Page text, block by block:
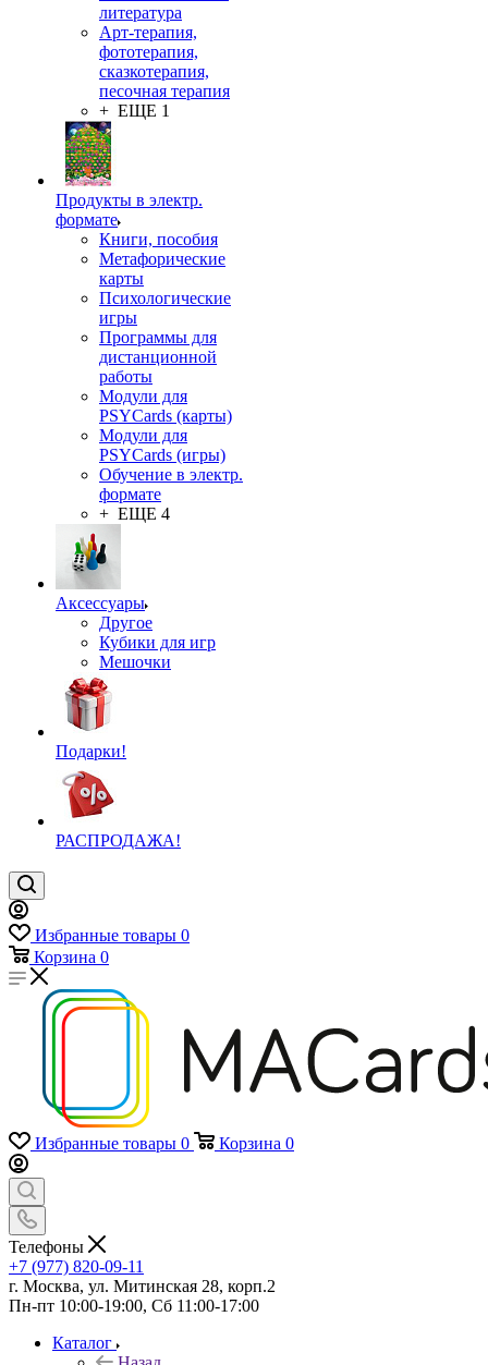
литература
Арт-терапия,
фототерапия,
сказкотерапия,
песочная терапия
+ ЕЩЕ 1
Продукты в электр.
формате
Книги, пособия
Метафорические
карты
Психологические
игры
Программы для
дистанционной
работы
Модули для
PSYCards (карты)
Модули для
PSYCards (игры)
Обучение в электр.
формате
+ ЕЩЕ 4
Аксессуары
Другое
Кубики для игр
Мешочки
Подарки!
РАСПРОДАЖА!
Избранные товары 0
Корзина 0
Избранные товары 0 Корзина 0
Телефоны
+7 (977) 820-09-11
г. Москва, ул. Митинская 28, корп.2
Пн-пт 10:00-19:00, Сб 11:00-17:00
Каталог